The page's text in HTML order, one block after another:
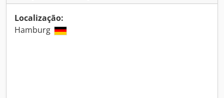
Localização:
Hamburg